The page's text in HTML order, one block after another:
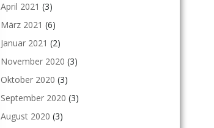
April 2021 (3)
März 2021 (6)
Januar 2021 (2)
November 2020 (3)
Oktober 2020 (3)
September 2020 (3)
August 2020 (3)